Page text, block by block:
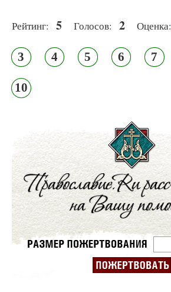
Рейтинг: 5 Голосов: 2 Оценка:
3 4 5 6 7
10